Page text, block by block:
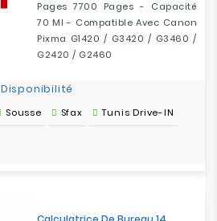
Pages 7700 Pages - Capacité
70 Ml - Compatible Avec Canon
Pixma G1420 / G3420 / G3460 /
G2420 / G2460
Disponibilité
Sousse Sfax Tunis Drive-IN